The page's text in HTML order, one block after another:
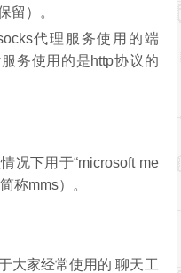
留）。
代理服务使用的端
务使用的是http协议的
况下用于“microsoft me
称mms）。
大家经常使用的 聊天工